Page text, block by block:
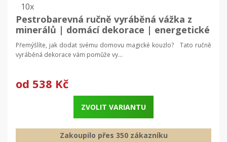
10x
Pestrobarevná ručně vyráběná vážka z
minerálů | domácí dekorace | energetické
minerály
Přemýšlíte, jak dodat svému domovu magické kouzlo? Tato ručně
vyráběná dekorace vám pomůže vy...
od 538 Kč
ZVOLIT VARIANTU
Zakoupilo přes 350 zákazníku